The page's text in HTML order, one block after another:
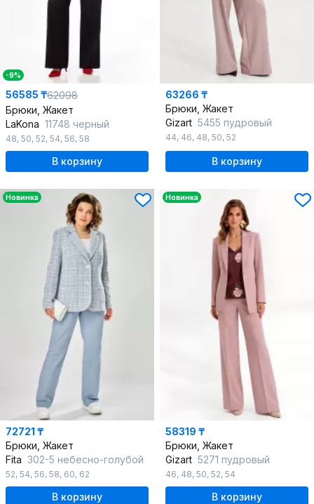
-9%
56585 ₸62098
Брюки, Жакет
LaKona 11748 черный
48, 50, 52, 54, 56, 58
В корзину
63266 ₸
Брюки, Жакет
Gizart 5455 пудровый
44, 46, 48, 50, 52
В корзину
Новинка
72721 ₸
Брюки, Жакет
Fita 302-5 небесно-голубой
52, 54, 56, 58, 60, 62
В корзину
Новинка
58319 ₸
Брюки, Жакет
Gizart 5271 пудровый
46, 48, 50, 52, 54
В корзину